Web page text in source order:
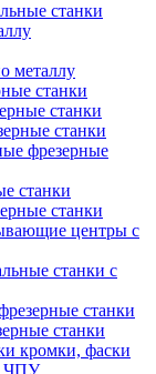
станки
металлу
станки
станки
станки
фрезерные
станки
станки
центры с
станки с
станки
станки
кромки, фаски
ЧПУ